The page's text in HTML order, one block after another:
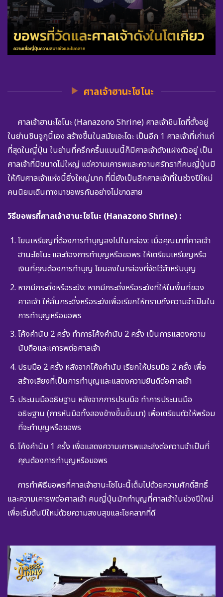
ศาลเจ้าฮานะโซโนะ
ศาลเจ้าฮานะโซโนะ (Hanazono Shrine) ศาลเจ้าชินโตที่ตั้งอยู่
ในย่านชินจูกุนี้เอง สร้างขึ้นในสมัยเอะโดะ เป็นอีก 1 ศาลเจ้าที่เก่าแก่
ที่สุดในญี่ปุ่น ในย่านที่ครึกครื้นแบนนี้ก็มีศาลเจ้าดังแฝงตัวอยู่ เป็น
ศาลเจ้าที่มีขนาดไม่ใหญ่ แต่ความเคารพและความศรัทธาที่คนญี่ปุ่นมี
ให้กับศาลเจ้าแห่งนี้ยิ่งใหญ่มาก ที่นี่ยังเป็นอีกศาลเจ้าที่ในช่วงปีใหม่
คนนิยมเดินทางมาขอพรกันอย่างไม่ขาดสาย
วิธีขอพรที่ศาลเจ้าฮานะโซโนะ (Hanazono Shrine) :
โยนเหรียญที่ต้องการทำบุญลงไปในกล่อง: เมื่อคุณมาที่ศาลเจ้า
ฮานะโซโนะ และต้องการทำบุญหรือขอพร ให้เตรียมเหรียญหรือ
เงินที่คุณต้องการทำบุญ โยนลงในกล่องที่จัดไว้สำหรับบุญ
หากมีกระดิ่งหรือระฆัง: หากมีกระดิ่งหรือระฆังที่ให้ในพื้นที่ของ
ศาลเจ้า ให้สั่นกระดิ่งหรือระฆังเพื่อเรียกให้ทราบถึงความจำเป็นใน
การทำบุญหรือขอพร
โค้งคำนับ 2 ครั้ง ทำการโค้งคำนับ 2 ครั้ง เป็นการแสดงความ
นับถือและเคารพต่อศาลเจ้า
ปรบมือ 2 ครั้ง หลังจากโค้งคำนับ เรียกให้ปรบมือ 2 ครั้ง เพื่อ
สร้างเสียงที่เป็นการทำบุญและแสดงความยินดีต่อศาลเจ้า
ประนมมืออธิษฐาน หลังจากการปรบมือ ทำการประนมมือ
อธิษฐาน (การหันมือทั้งสองข้างขึ้นขึ้นมา) เพื่อเตรียมตัวให้พร้อม
ที่จะทำบุญหรือขอพร
โค้งคำนับ 1 ครั้ง เพื่อแสดงความเคารพและส่งต่อความจำเป็นที่
คุณต้องการทำบุญหรือขอพร
การทำพิธีขอพรที่ศาลเจ้าฮานะโซโนะนี้เต็มไปด้วยความศักดิ์สิทธิ์
และความเคารพต่อศาลเจ้า คนญี่ปุ่นมักทำบุญที่ศาลเจ้าในช่วงปีใหม่
เพื่อเริ่มต้นปีใหม่ด้วยความสงบสุขและโชคลาภที่ดี